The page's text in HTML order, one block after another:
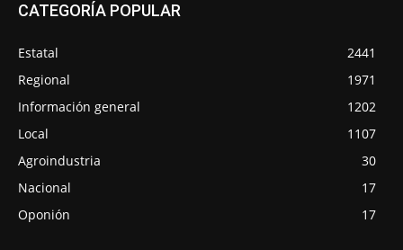
CATEGORÍA POPULAR
Estatal
2441
Regional
1971
Información general
1202
Local
1107
Agroindustria
30
Nacional
17
Oponión
17